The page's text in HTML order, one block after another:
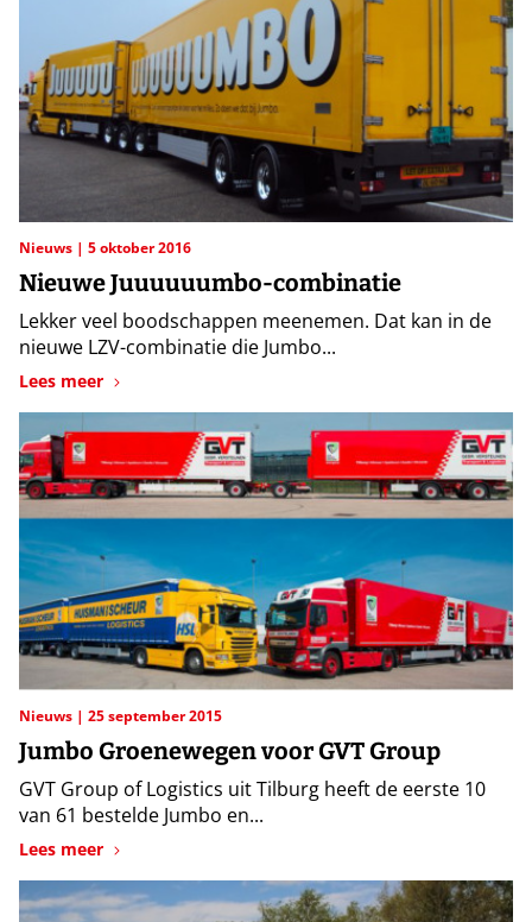
Nieuws 5 oktober 2016
Nieuwe Juuuuuumbo-combinatie
Lekker veel boodschappen meenemen. Dat kan in de
nieuwe LZV-combinatie die Jumbo...
Lees meer
Nieuws 25 september 2015
Jumbo Groenewegen voor GVT Group
GVT Group of Logistics uit Tilburg heeft de eerste 10
van 61 bestelde Jumbo en...
Lees meer